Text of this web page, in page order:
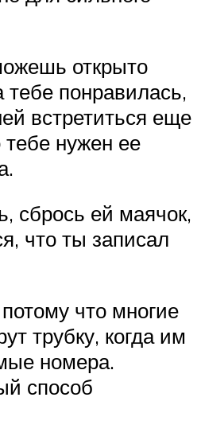
открыто
тебе понравилась,
встретиться еще
тебе нужен ее
сбрось ей маячок,
что ты записал
что многие
трубку, когда им
номера.
способ